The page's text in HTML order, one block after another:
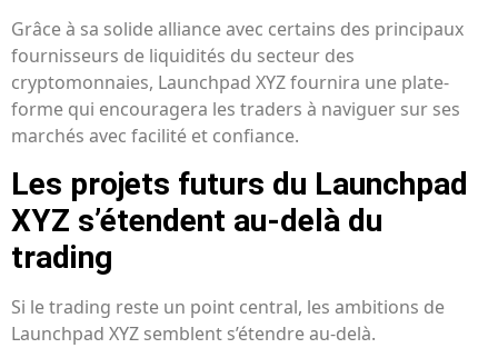
Grâce à sa solide alliance avec certains des principaux
fournisseurs de liquidités du secteur des
cryptomonnaies, Launchpad XYZ fournira une plate-
forme qui encouragera les traders à naviguer sur ses
marchés avec facilité et confiance.
Les projets futurs du Launchpad
XYZ s’étendent au-delà du
trading
Si le trading reste un point central, les ambitions de
Launchpad XYZ semblent s’étendre au-delà.